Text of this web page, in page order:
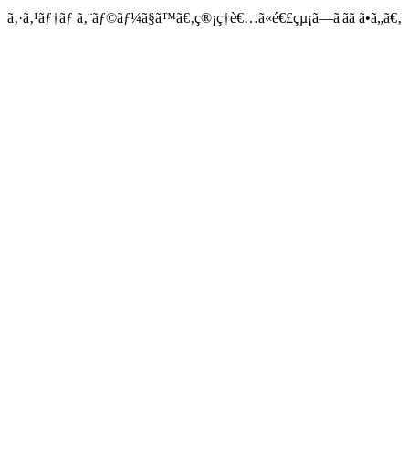
ã‚·ã‚¹ãƒ†ãƒ ã‚¨ãƒ©ãƒ¼ã§ã™ã€‚ç®¡ç†è€…ã«é€£çµ¡ã—ã¦ãã ã•ã„ã€‚